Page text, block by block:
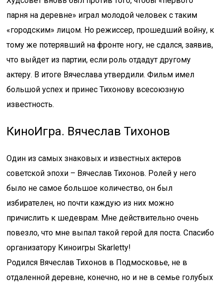
парня на деревне» играл молодой человек с таким
«городским» лицом. Но режиссер, прошедший войну, к
тому же потерявший на фронте ногу, не сдался, заявив,
что выйдет из партии, если роль отдадут другому
актеру. В итоге Вячеслава утвердили. Фильм имел
большой успех и принес Тихонову всесоюзную
известность.
КиноИгра. Вячеслав Тихонов
Один из самых знаковых и известных актеров
советской эпохи – Вячеслав Тихонов. Ролей у него
было не самое большое количество, он был
избирателен, но почти каждую из них можно
причислить к шедеврам. Мне действительно очень
повезло, что мне выпал такой герой для поста. Спасибо
организатору Киноигры Skarletty!
Родился Вячеслав Тихонов в Подмосковье, не в
отдаленной деревне, конечно, но и не в семье голубых